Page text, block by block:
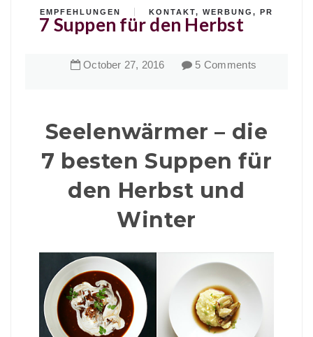
EMPFEHLUNGEN KONTAKT, WERBUNG, PR
7 Suppen für den Herbst
October 27, 2016 5 Comments
Seelenwärmer – die
7 besten Suppen für
den Herbst und
Winter